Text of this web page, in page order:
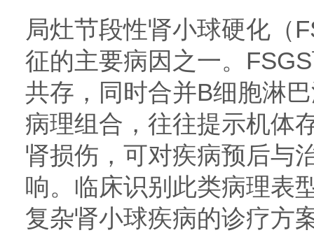
局灶节段性肾小球硬化（
征的主要病因之一。
共存，同时合并B细胞淋
病理组合，往往提示机体
肾损伤，可对疾病预后与
响。临床识别此类病理表
复杂肾小球疾病的诊疗方